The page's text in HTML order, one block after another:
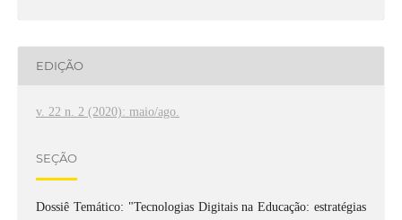
EDIÇÃO
v. 22 n. 2 (2020): maio/ago.
SEÇÃO
Dossiê Temático: "Tecnologias Digitais na Educação: estratégias